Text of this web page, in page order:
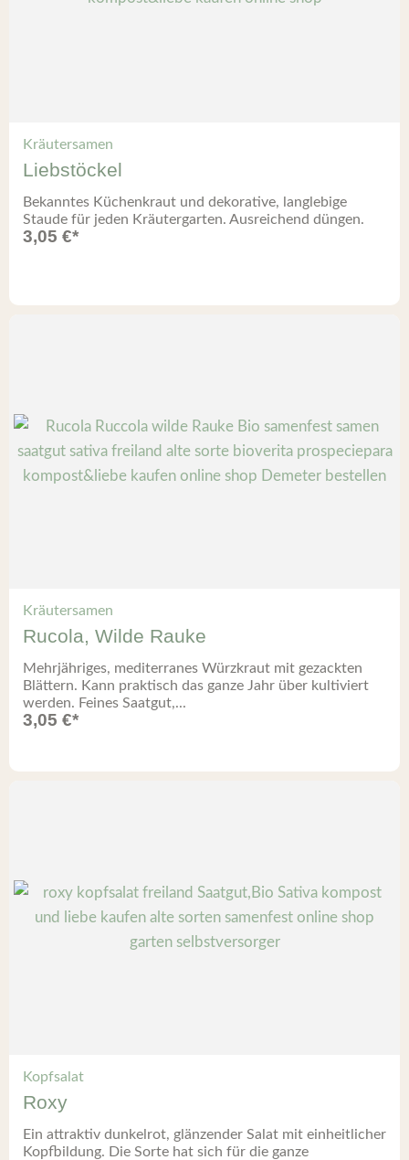
Kräutersamen
Liebstöckel
Bekanntes Küchenkraut und dekorative, langlebige
Staude für jeden Kräutergarten. Ausreichend düngen.
3,05 €*
Kräutersamen
Rucola, Wilde Rauke
Mehrjähriges, mediterranes Würzkraut mit gezackten
Blättern. Kann praktisch das ganze Jahr über kultiviert
werden. Feines Saatgut,...
3,05 €*
Kopfsalat
Roxy
Ein attraktiv dunkelrot, glänzender Salat mit einheitlicher
Kopfbildung. Die Sorte hat sich für die ganze